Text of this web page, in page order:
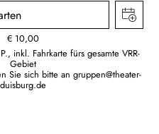
€ 10,00
inkl. Fahrkarte fürs gesamte VRR-
Gebiet
Sie sich bitte an gruppen@theater-
duisburg.de